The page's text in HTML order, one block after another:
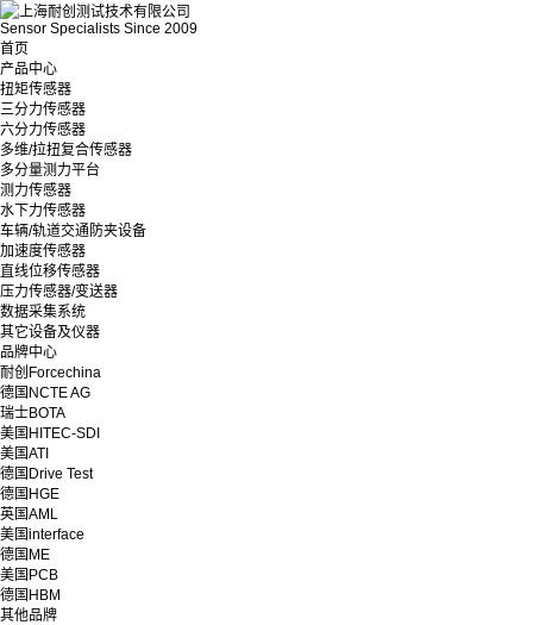
Sensor Specialists Since 2009
首页
产品中心
扭矩传感器
三分力传感器
六分力传感器
多维/拉扭复合传感器
多分量测力平台
测力传感器
水下力传感器
车辆/轨道交通防夹设备
加速度传感器
直线位移传感器
压力传感器/变送器
数据采集系统
其它设备及仪器
品牌中心
耐创Forcechina
德国NCTE AG
瑞士BOTA
美国HITEC-SDI
美国ATI
德国Drive Test
德国HGE
英国AML
美国interface
德国ME
美国PCB
德国HBM
其他品牌